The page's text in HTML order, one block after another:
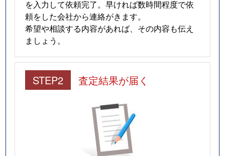
を入力して依頼完了。早ければ数時間程度で依
頼をした会社から連絡がきます。
希望や相談する内容があれば、その内容も伝え
ましょう。
STEP2 査定結果が届く